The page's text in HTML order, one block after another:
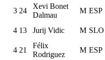
3 24
Xevi Bonet
Dalmau
M ESP
4 13 Jurij Vidic M SLO
4 21
Félix
Rodriguez
M ESP